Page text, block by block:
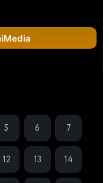
5 6 7
12 13 14